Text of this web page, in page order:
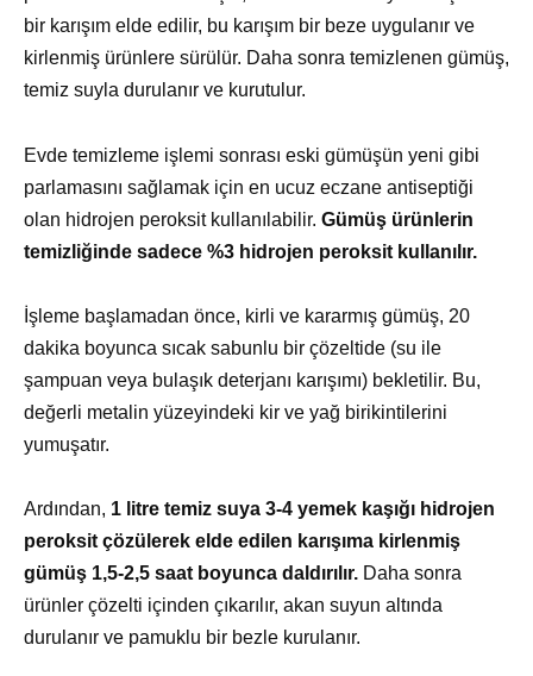
bir karışım elde edilir, bu karışım bir beze uygulanır ve
kirlenmiş ürünlere sürülür. Daha sonra temizlenen gümüş,
temiz suyla durulanır ve kurutulur.
Evde temizleme işlemi sonrası eski gümüşün yeni gibi
parlamasını sağlamak için en ucuz eczane antiseptiği
olan hidrojen peroksit kullanılabilir. Gümüş ürünlerin
temizliğinde sadece %3 hidrojen peroksit kullanılır.
İşleme başlamadan önce, kirli ve kararmış gümüş, 20
dakika boyunca sıcak sabunlu bir çözeltide (su ile
şampuan veya bulaşık deterjanı karışımı) bekletilir. Bu,
değerli metalin yüzeyindeki kir ve yağ birikintilerini
yumuşatır.
Ardından, 1 litre temiz suya 3-4 yemek kaşığı hidrojen
peroksit çözülerek elde edilen karışıma kirlenmiş
gümüş 1,5-2,5 saat boyunca daldırılır. Daha sonra
ürünler çözelti içinden çıkarılır, akan suyun altında
durulanır ve pamuklu bir bezle kurulanır.